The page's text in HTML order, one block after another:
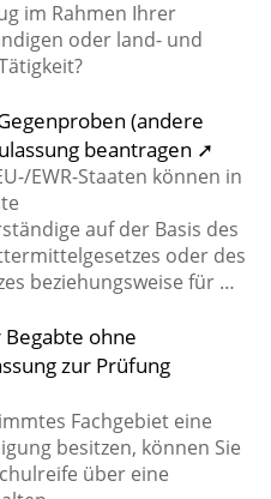
im Rahmen Ihrer
oder land- und
(andere
beantragen ➚
EWR-Staaten können in
auf der Basis des
oder des
beziehungsweise für …
ohne
zur Prüfung
Fachgebiet eine
besitzen, können Sie
über eine